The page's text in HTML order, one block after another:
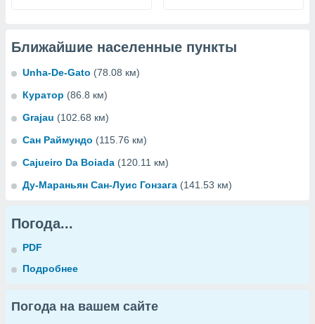
Ближайшие населенные пункты
Unha-De-Gato (78.08 км)
Куратор (86.8 км)
Grajau (102.68 км)
Сан Раймундо (115.76 км)
Cajueiro Da Boiada (120.11 км)
Ду-Мараньян Сан-Луис Гонзага (141.53 км)
Погода...
PDF
Подробнее
Погода на вашем сайте